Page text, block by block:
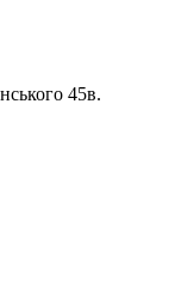
45в.